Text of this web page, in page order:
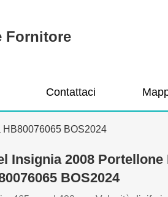
Fornitore
Contattaci
BOS2024
Insignia 2008
BOS2024